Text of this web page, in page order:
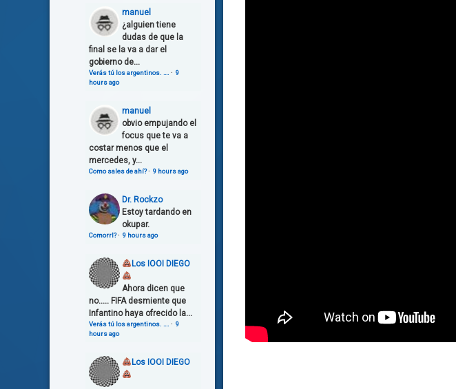
manuel
¿alguien tiene
dudas de que la
final se la va a dar el
gobierno de...
Verás tú los argentinos. …. · 9
hours ago
manuel
obvio empujando el
focus que te va a
costar menos que el
mercedes, y...
Como sales de ahí?· 9 hours ago
Dr. Rockzo
Estoy tardando en
okupar.
Comorrl?· 9 hours ago
Los IOOI DIEGO
Ahora dicen que
no..... FIFA desmiente que
Infantino haya ofrecido la...
Verás tú los argentinos. …. · 9
hours ago
Los IOOI DIEGO